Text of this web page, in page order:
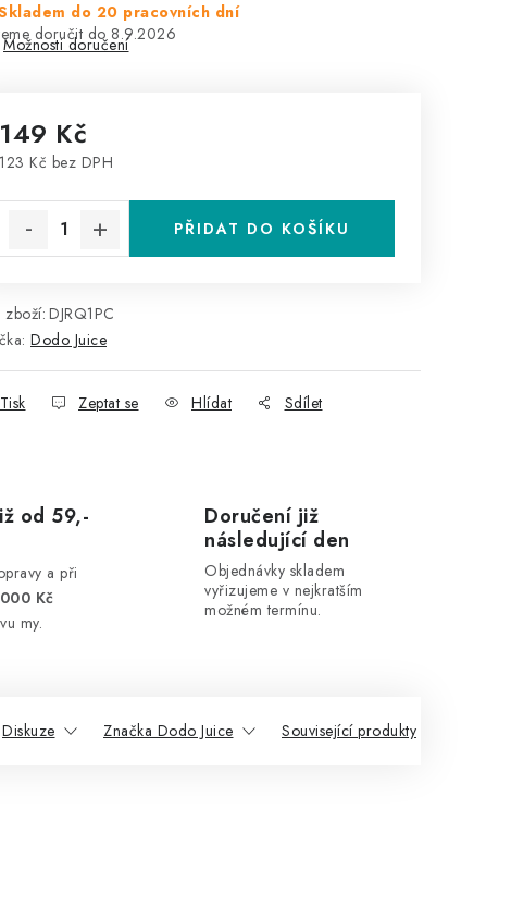
do 20 pracovních dní
8.9.2026
Možnosti doručení
149 Kč
123 Kč bez DPH
PŘIDAT DO KOŠÍKU
zboží:DJRQ1PC
Dodo Juice
Tisk Zeptat se Hlídat Sdílet
od 59,-
a při
Kč
my.
Doručení již
následující den
Objednávky skladem
vyřizujeme v nejkratším
možném termínu.
Diskuze Značka Dodo Juice Související produkty